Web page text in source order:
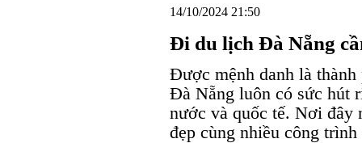
14/10/2024 21:50
Đi du lịch Đà Nẵng
Được mệnh danh là
Đà Nẵng luôn có sức hút
nước và quốc tế. Nơi đây
đẹp cùng nhiều công